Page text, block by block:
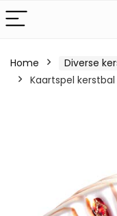
Home Diverse
Kaartspel kerstbal